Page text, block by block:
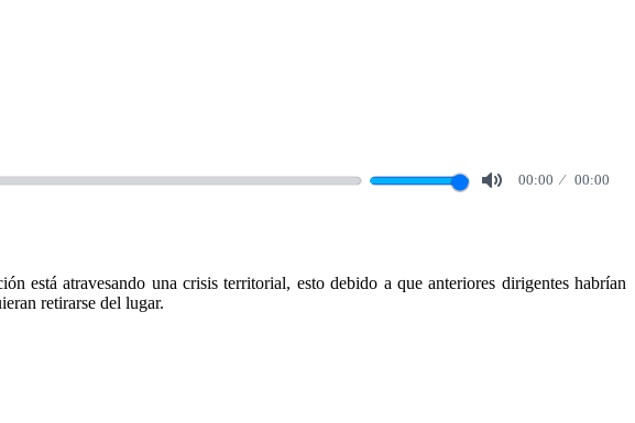
00:00 00:00
está atravesando una crisis territorial, esto debido a que anteriores dirigentes habrían
retirarse del lugar.